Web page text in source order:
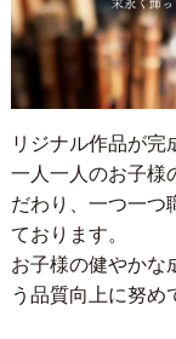
リジナル作品が完
一人一人のお子様
だわり、一つ一つ
ております。
お子様の健やかな
う品質向上に努め